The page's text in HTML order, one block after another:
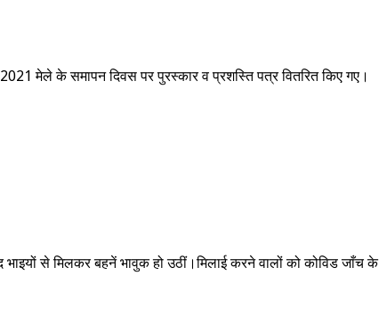
-2021 मेले के समापन दिवस पर पुरस्कार व प्रशस्ति पत्र वितरित किए गए।
भाइयों से मिलकर बहनें भावुक हो उठीं।मिलाई करने वालों को कोविड जाँच के